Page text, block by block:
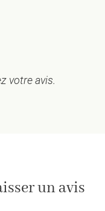
votre avis.
un avis